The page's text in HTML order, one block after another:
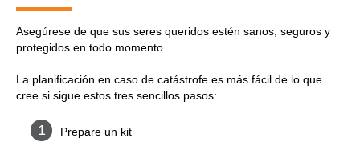
Asegúrese de que sus seres queridos estén sanos, seguros y
protegidos en todo momento.
La planificación en caso de catástrofe es más fácil de lo que
cree si sigue estos tres sencillos pasos:
Prepare un kit